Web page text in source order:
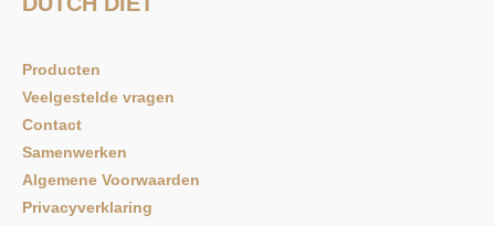
a
r
Producten
Veelgestelde vragen
Contact
Samenwerken
Algemene Voorwaarden
Privacyverklaring